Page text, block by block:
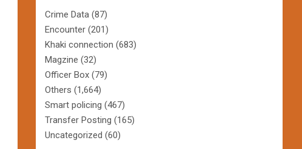
Crime Data (87)
Encounter (201)
Khaki connection (683)
Magzine (32)
Officer Box (79)
Others (1,664)
Smart policing (467)
Transfer Posting (165)
Uncategorized (60)